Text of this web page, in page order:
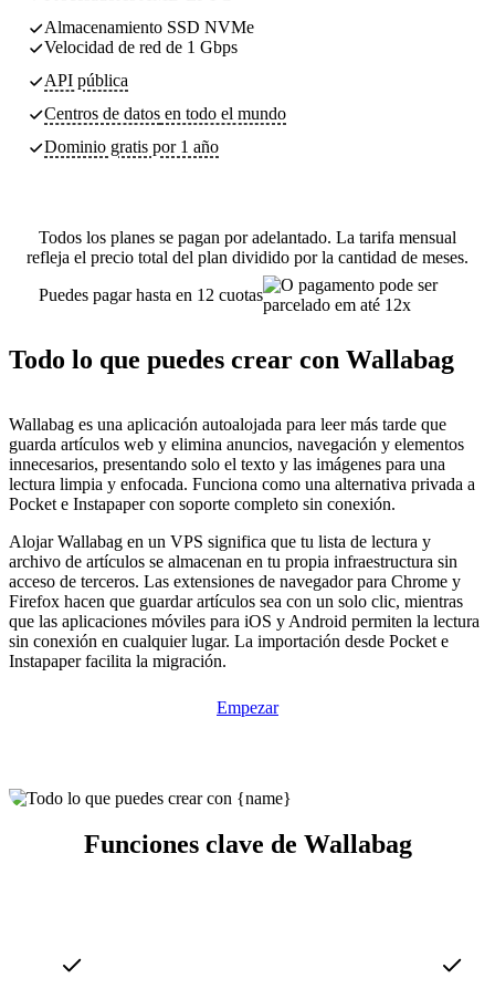
Almacenamiento SSD NVMe
Velocidad de red de 1 Gbps
API pública
Centros de datos en todo el mundo
Dominio gratis por 1 año
Todos los planes se pagan por adelantado. La tarifa mensual
refleja el precio total del plan dividido por la cantidad de meses.
Puedes pagar hasta en 12 cuotas
Todo lo que puedes crear con Wallabag
Wallabag es una aplicación autoalojada para leer más tarde que
guarda artículos web y elimina anuncios, navegación y elementos
innecesarios, presentando solo el texto y las imágenes para una
lectura limpia y enfocada. Funciona como una alternativa privada a
Pocket e Instapaper con soporte completo sin conexión.
Alojar Wallabag en un VPS significa que tu lista de lectura y
archivo de artículos se almacenan en tu propia infraestructura sin
acceso de terceros. Las extensiones de navegador para Chrome y
Firefox hacen que guardar artículos sea con un solo clic, mientras
que las aplicaciones móviles para iOS y Android permiten la lectura
sin conexión en cualquier lugar. La importación desde Pocket e
Instapaper facilita la migración.
Empezar
Funciones clave de Wallabag